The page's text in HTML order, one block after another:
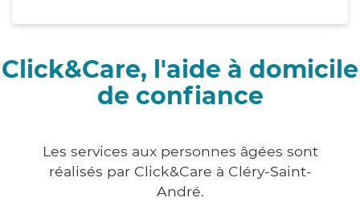
Click&Care, l'aide à domicile
de confiance
Les services aux personnes âgées sont
réalisés par Click&Care à Cléry-Saint-
André.